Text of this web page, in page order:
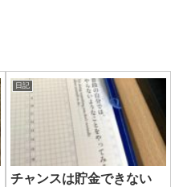
日記
チャンスは貯金できない